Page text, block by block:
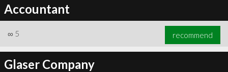
Accountant
∞ 5 recommend
Glaser Company